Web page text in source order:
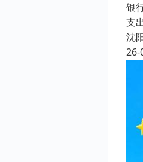
银
支
沈
26-